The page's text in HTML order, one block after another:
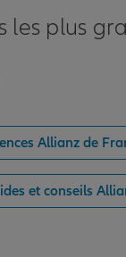
les plus
Allianz de
et conseils